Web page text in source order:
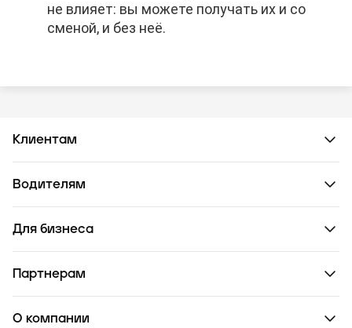
не влияет: вы можете получать их и со
сменой, и без неё.
не влияет: вы можете получать их и со
сменой, и без неё.
не влияет: вы можете получать их и со
сменой, и без неё.
Клиентам
Водителям
Для бизнеса
Партнерам
О компании